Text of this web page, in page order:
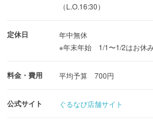
全国で1日5,000個売れる、看板メ
ち」を中心に、
パフェ、あんみつ、ぜんざい、
（L.O.16:30）
定休日
年中無休
※年末年始 1/1〜1/2はお休み
料金・費用 平均予算 700円
公式サイト ぐるなび店舗サイト